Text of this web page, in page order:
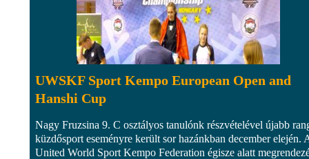
UWSKF Sport Kempo European Open and
Hanshi Cup
Nagy Fruzsina 9. C osztályos tanulónk részvételével újabb
küzdősport eseményre került sor hazánkban december elején.
United World Sport Kempo Federation égisze alatt